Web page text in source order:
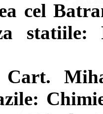
cel
statiile:
Cart.